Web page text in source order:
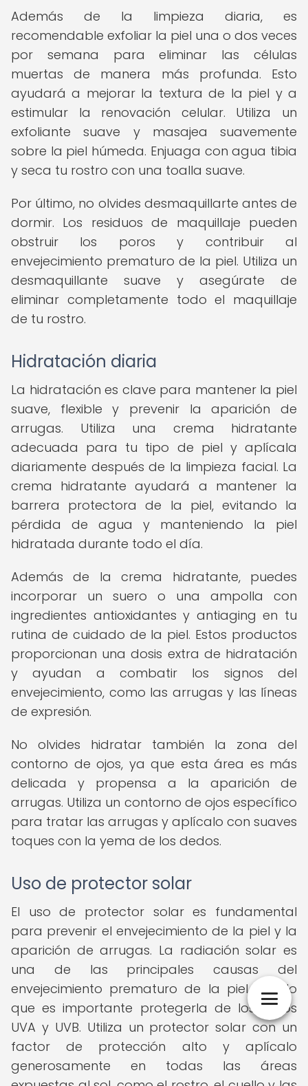
Además de la limpieza diaria, es
recomendable exfoliar la piel una o dos veces
por semana para eliminar las células
muertas de manera más profunda. Esto
ayudará a mejorar la textura de la piel y a
estimular la renovación celular. Utiliza un
exfoliante suave y masajea suavemente
sobre la piel húmeda. Enjuaga con agua tibia
y seca tu rostro con una toalla suave.
Por último, no olvides desmaquillarte antes de
dormir. Los residuos de maquillaje pueden
obstruir los poros y contribuir al
envejecimiento prematuro de la piel. Utiliza un
desmaquillante suave y asegúrate de
eliminar completamente todo el maquillaje
de tu rostro.
Hidratación diaria
La hidratación es clave para mantener la piel
suave, flexible y prevenir la aparición de
arrugas. Utiliza una crema hidratante
adecuada para tu tipo de piel y aplícala
diariamente después de la limpieza facial. La
crema hidratante ayudará a mantener la
barrera protectora de la piel, evitando la
pérdida de agua y manteniendo la piel
hidratada durante todo el día.
Además de la crema hidratante, puedes
incorporar un suero o una ampolla con
ingredientes antioxidantes y antiaging en tu
rutina de cuidado de la piel. Estos productos
proporcionan una dosis extra de hidratación
y ayudan a combatir los signos del
envejecimiento, como las arrugas y las líneas
de expresión.
No olvides hidratar también la zona del
contorno de ojos, ya que esta área es más
delicada y propensa a la aparición de
arrugas. Utiliza un contorno de ojos específico
para tratar las arrugas y aplícalo con suaves
toques con la yema de los dedos.
Uso de protector solar
El uso de protector solar es fundamental
para prevenir el envejecimiento de la piel y la
aparición de arrugas. La radiación solar es
una de las principales causas del
envejecimiento prematuro de la piel, por lo
que es importante protegerla de los rayos
UVA y UVB. Utiliza un protector solar con un
factor de protección alto y aplícalo
generosamente en todas las áreas